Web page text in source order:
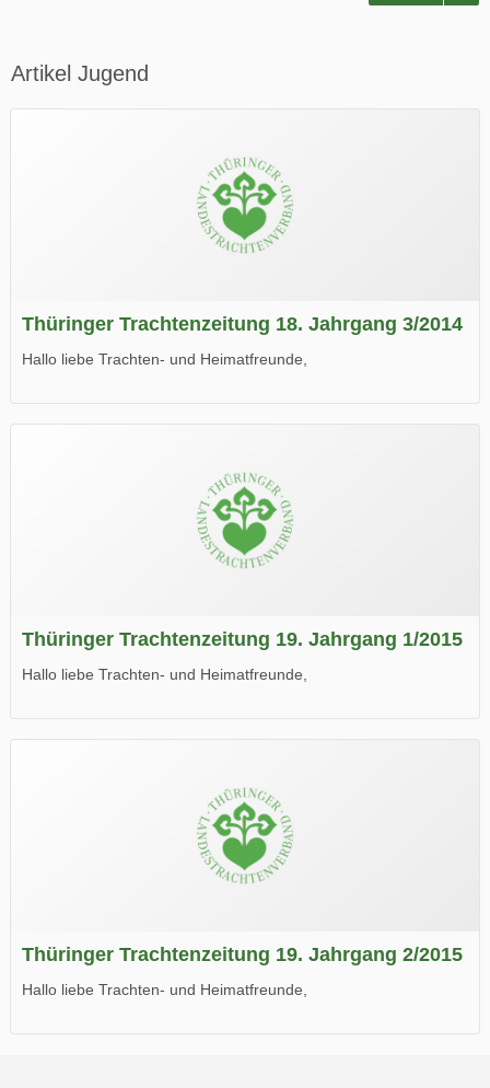
Artikel Jugend
Thüringer Trachtenzeitung 18. Jahrgang 3/2014
Hallo liebe Trachten- und Heimatfreunde,
Wir wünschen Euch viel Spaß beim Lesen.
Thüringer Trachtenzeitung 19. Jahrgang 1/2015
Hallo liebe Trachten- und Heimatfreunde,
Wir wünschen Euch viel Spaß beim Lesen.
Thüringer Trachtenzeitung 19. Jahrgang 2/2015
Hallo liebe Trachten- und Heimatfreunde,